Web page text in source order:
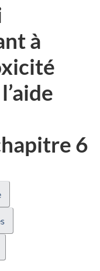
à
6